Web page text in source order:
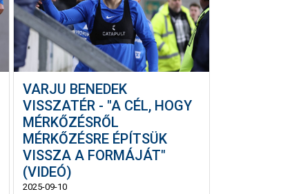
VARJU BENEDEK
VISSZATÉR - "A CÉL, HOGY
MÉRKŐZÉSRŐL
MÉRKŐZÉSRE ÉPÍTSÜK
VISSZA A FORMÁJÁT"
(VIDEÓ)
2025-09-10